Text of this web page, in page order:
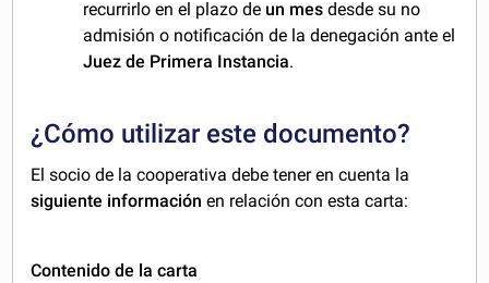
recurrirlo en el plazo de un mes desde su no
admisión o notificación de la denegación ante el
Juez de Primera Instancia.
¿Cómo utilizar este documento?
El socio de la cooperativa debe tener en cuenta la
siguiente información en relación con esta carta:
Contenido de la carta